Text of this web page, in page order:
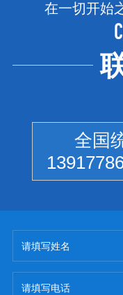
在一切开始
全国